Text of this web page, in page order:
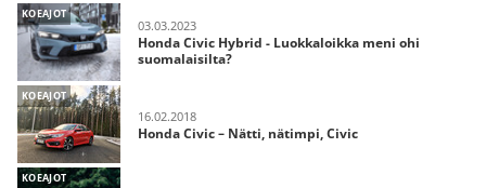
KOEAJOT
03.03.2023
Honda Civic Hybrid - Luokkaloikka meni ohi
suomalaisilta?
KOEAJOT
16.02.2018
Honda Civic – Nätti, nätimpi, Civic
KOEAJOT